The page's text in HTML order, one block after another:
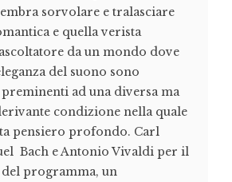
sorvolare e tralasciare
e quella verista
da un mondo dove
del suono sono
preminenti ad una diversa ma
condizione nella quale
pensiero profondo. Carl
Bach e Antonio Vivaldi per il
programma, un